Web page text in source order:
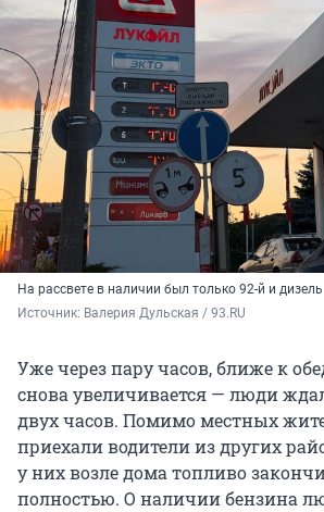
На рассвете в наличии был только 92-й и дизель
Источник: Валерия Дульская / 93.RU
Уже через пару часов, ближе к
снова увеличивается — люди
двух часов. Помимо местных
приехали водители из других
у них возле дома топливо
полностью. О наличии бензина